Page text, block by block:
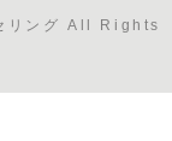
リング All Rights